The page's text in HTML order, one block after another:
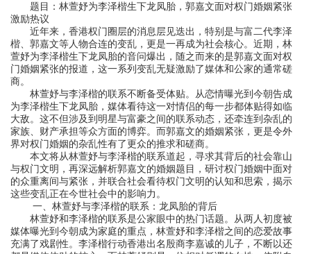
题目：林萱妤为李泽楷生下龙凤胎，郭嘉文面对权门婚姻紧张
激励热议
近年来，香港权门圈层的消息层见迭出，特别是与富二代李泽
楷、郭嘉文等人物合连的变乱，更是一再成为社会核心。近期，林
萱妤为李泽楷生下龙凤胎的音问爆出，随之而来的是郭嘉文面对权
门婚姻紧张的报道，这一系列变乱无疑激励了媒体和公家的通常磋
商。
林萱妤与李泽楷的联系不断备受体贴。从恋情曝光到今朝告成
为李泽楷生下龙凤胎，媒体看待这一对情侣的每一步都体贴得如临
大敌。这不但涉及到明星与富豪之间的联系动态，还牵连到杂乱的
家族、财产承担等众方面的博弈。而郭嘉文的婚姻紧张，更是令外
界对权门婚姻的杂乱性有了更众的推求和磋商。
本文将从林萱妤与李泽楷的联系道起，寻求其背后的社会靠山
与权门文明，再深远解析郭嘉文的婚姻题目，研讨权门婚姻中面对
的众重离间与紧张，并联合社会看待权门文明的认知和思索，揭示
这些变乱正在今世社会中的影响力。
一、林萱妤与李泽楷的联系：龙凤胎的背后
林萱妤和李泽楷的联系是公家眼中的热门话题。从两人初度被
媒体曝光到今朝成为家庭的重点，林萱妤和李泽楷之间的恋爱故事
充满了戏剧性。李泽楷行动香港出名殷商李嘉诚的儿子，不断以还